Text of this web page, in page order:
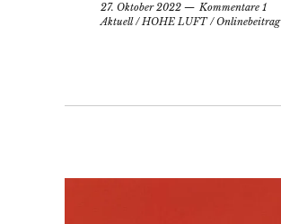
27. Oktober 2022
Kommentare 1
Aktuell/HOHE LUFT/Onlinebeitrag